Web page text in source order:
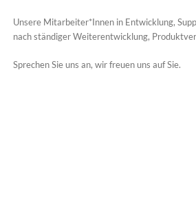
Unsere Mitarbeiter*Innen in Entwicklung,
nach ständiger Weiterentwicklung,
Sprechen Sie uns an, wir freuen uns auf Sie.